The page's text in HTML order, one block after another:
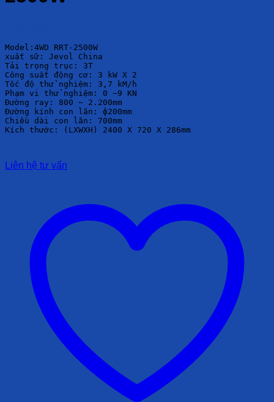
Model:4WD RRT-2500W
xuất sữ: Jevol China
Tải trọng trục: 3T
Công suất động cơ: 3 kW X 2
Tốc độ thử nghiệm: 3,7 kM/h
Phạm vi thử nghiệm: 0 ~9 KN
Đường ray: 800 ~ 2.200mm
Đường kính con lăn: ф200mm
Chiều dài con lăn: 700mm
Kích thước: (LXWXH) 2400 X 720 X 286mm
Liên hệ tư vấn